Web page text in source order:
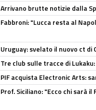
Arrivano brutte notizie dalla
Fabbroni: "Lucca resta al
Uruguay: svelato il nuovo ct di
Tre club sulle tracce di
PIF acquista Electronic Arts:
Prof. Siciliano: "Ecco chi sarà